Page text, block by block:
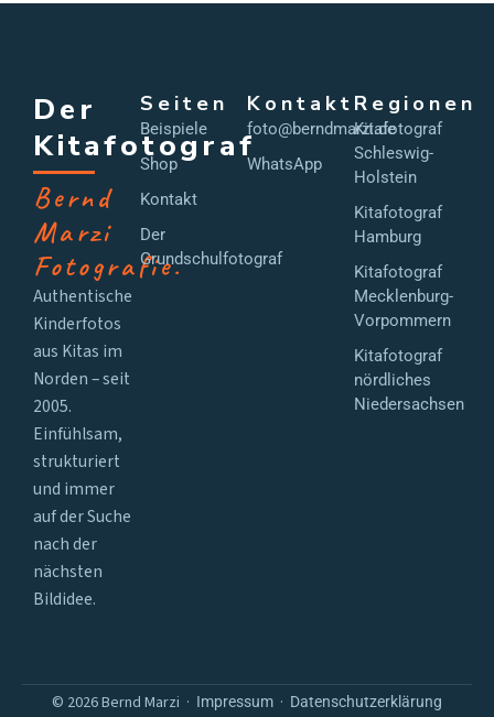
Der
Kitafotograf
Bernd
Marzi
Fotografie.
Authentische
Kinderfotos
aus Kitas im
Norden – seit
2005.
Einfühlsam,
strukturiert
und immer
auf der Suche
nach der
nächsten
Bildidee.
Seiten
Beispiele
Shop
Kontakt
Der
Grundschulfotograf
Kontakt
foto@berndmarzi.de
WhatsApp
Regionen
Kitafotograf
Schleswig-
Holstein
Kitafotograf
Hamburg
Kitafotograf
Mecklenburg-
Vorpommern
Kitafotograf
nördliches
Niedersachsen
© 2026 Bernd Marzi · Impressum · Datenschutzerklärung